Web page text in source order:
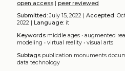
open access| peer reviewed
Submitted:July 15, 2022 | Accepted:
2022 |
Language:it
Keywords middle ages• augmented
modeling • virtual reality• visual arts
Subtags publication monuments
data technology